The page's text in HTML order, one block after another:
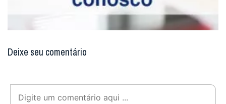
Deixe seu comentário